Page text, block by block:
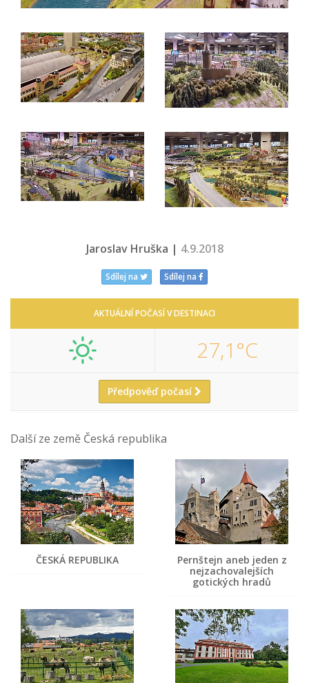
Jaroslav Hruška | 4.9.2018
Sdílej na Sdílej na
AKTUÁLNÍ POČASÍ V DESTINACI
27,1°C
Předpověď počasí
Další ze země Česká republika
ČESKÁ REPUBLIKA
Pernštejn aneb jeden z
nejzachovalejších
gotických hradů